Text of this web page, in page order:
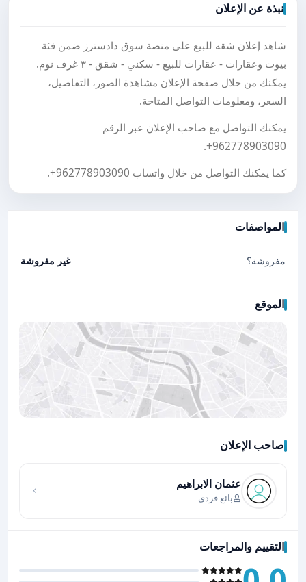
نبذة عن الإعلان
شاهد إعلان شقه للبيع على منصة سوق دادسترز ضمن فئة
بيوت وعقارات - عقارات للبيع - سكني - شقق - ٣ غرف نوم.
يمكنك من خلال صفحة الإعلان مشاهدة الصور، التفاصيل،
السعر، ومعلومات التواصل المتاحة.
يمكنك التواصل مع صاحب الإعلان عبر الرقم
+962778903090
.
كما يمكنك التواصل من خلال واتساب +962778903090
.
المواصفات
مفروشة؟ غير مفروشة
الموقع
صاحب الإعلان
عثمان الابراهيم
بائع فردي
التقييم والمراجعات